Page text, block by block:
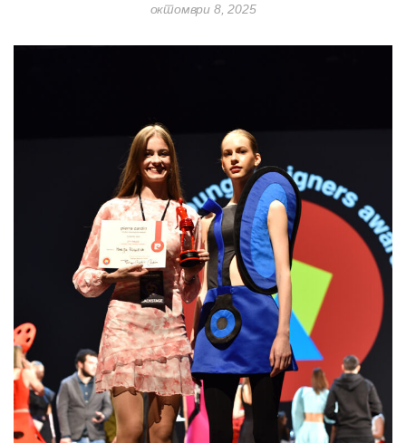
октомври 8, 2025